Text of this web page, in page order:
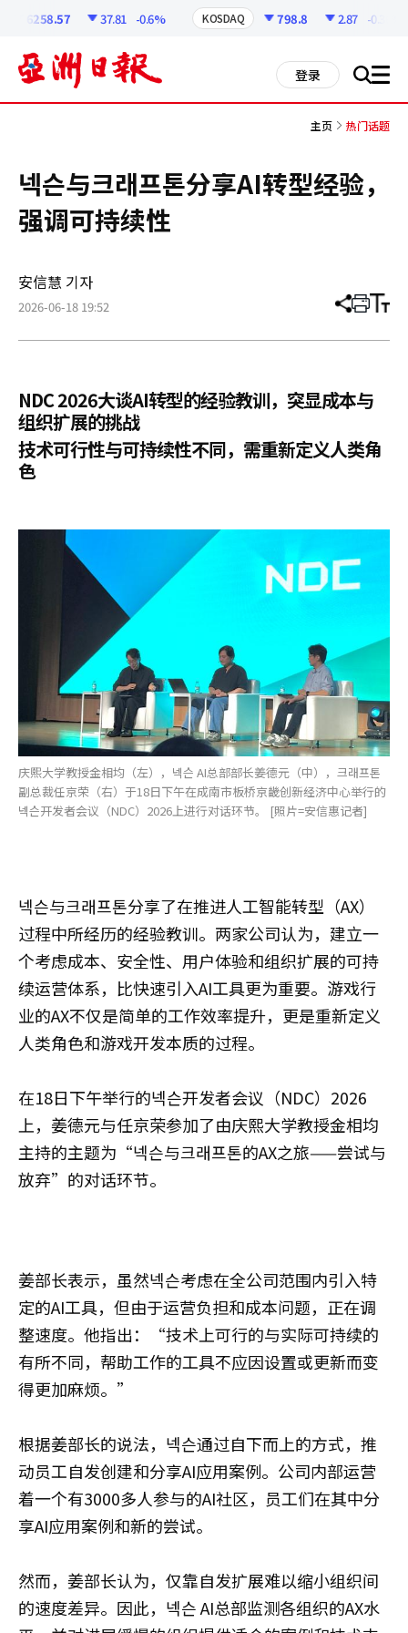
6258.57 37.81 -0.6% KOSDAQ 798.8 2.87 -0.36%
登录 搜 all
主页 热门话题
넥슨与크래프톤分享AI转型经验，
强调可持续性
安信慧 기자
2026-06-18 19:52 分
章
打 调
小
NDC 2026大谈AI转型的经验教训，突显成本与
组织扩展的挑战
技术可行性与可持续性不同，需重新定义人类角
色
庆熙大学教授金相均（左），넥슨 AI总部部长姜德元（中），크래프톤
副总裁任京荣（右）于18日下午在成南市板桥京畿创新经济中心举行的
넥슨开发者会议（NDC）2026上进行对话环节。 [照片=安信惠记者]
넥슨与크래프톤分享了在推进人工智能转型（AX）
过程中所经历的经验教训。两家公司认为，建立一
个考虑成本、安全性、用户体验和组织扩展的可持
续运营体系，比快速引入AI工具更为重要。游戏行
业的AX不仅是简单的工作效率提升，更是重新定义
人类角色和游戏开发本质的过程。
在18日下午举行的넥슨开发者会议（NDC）2026
上，姜德元与任京荣参加了由庆熙大学教授金相均
主持的主题为“넥슨与크래프톤的AX之旅——尝试与
放弃”的对话环节。
姜部长表示，虽然넥슨考虑在全公司范围内引入特
定的AI工具，但由于运营负担和成本问题，正在调
整速度。他指出：“技术上可行的与实际可持续的
有所不同，帮助工作的工具不应因设置或更新而变
得更加麻烦。”
根据姜部长的说法，넥슨通过自下而上的方式，推
动员工自发创建和分享AI应用案例。公司内部运营
着一个有3000多人参与的AI社区，员工们在其中分
享AI应用案例和新的尝试。
然而，姜部长认为，仅靠自发扩展难以缩小组织间
的速度差异。因此，넥슨 AI总部监测各组织的AX水